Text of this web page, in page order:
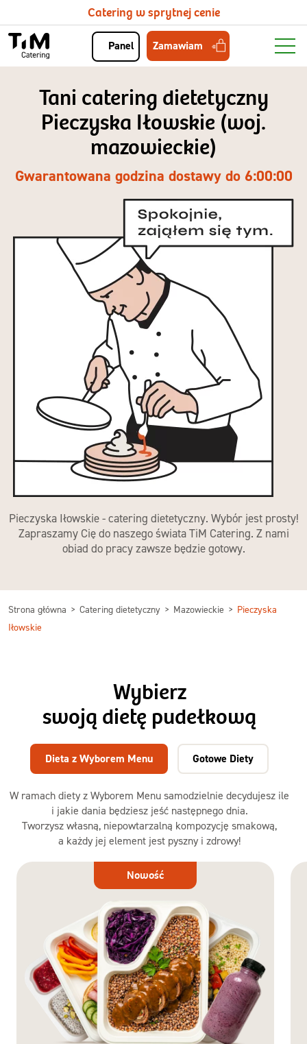
Catering w sprytnej cenie
Panel Zamawiam
Tani catering dietetyczny
Pieczyska Iłowskie (woj.
mazowieckie)
Gwarantowana godzina dostawy do 6:00:00
Pieczyska Iłowskie - catering dietetyczny. Wybór jest prosty!
Zapraszamy Cię do naszego świata TiM Catering. Z nami
obiad do pracy zawsze będzie gotowy.
Strona główna Catering dietetyczny Mazowieckie
Pieczyska
Iłowskie
Wybierz
swoją dietę pudełkową
W ramach diety z Wyborem Menu samodzielnie decydujesz ile
i jakie dania będziesz jeść następnego dnia.
Tworzysz własną, niepowtarzalną kompozycję smakową,
a każdy jej element jest pyszny i zdrowy!
Dieta z Wyborem Menu Gotowe Diety
Dieta
Nowość